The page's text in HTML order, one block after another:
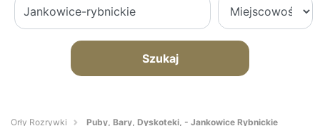
Szukaj
Orły Rozrywki Puby, Bary, Dyskoteki, - Jankowice Rybnickie